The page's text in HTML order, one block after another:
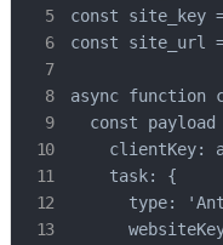
const site_key =
const site_url
async function
const payload
clientKey:
    task: {
type: